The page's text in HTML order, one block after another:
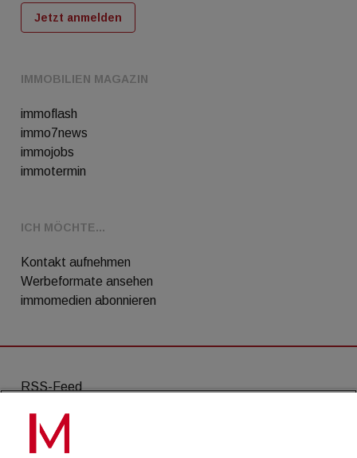
IMMOBILIEN MAGAZIN
immoflash
immo7news
immojobs
immotermin
ICH MÖCHTE...
Kontakt aufnehmen
Werbeformate ansehen
immomedien abonnieren
Jetzt anmelden
RSS-Feed
AGB
Datenschutz